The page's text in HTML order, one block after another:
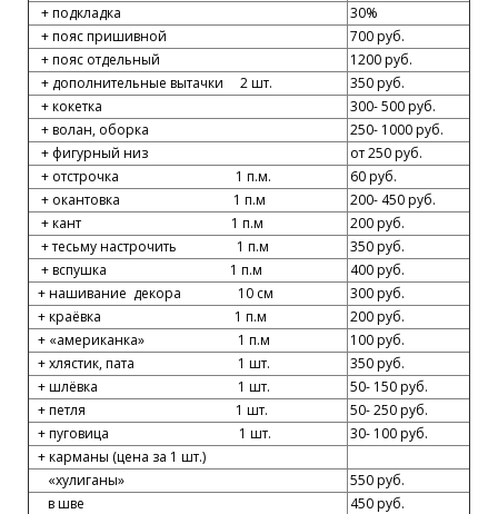
+ подкладка
30%
+ пояс пришивной
700 руб.
+ пояс отдельный
1200 руб.
+ дополнительные вытачки 2 шт.
350 руб.
+ кокетка
300- 500 руб.
+ волан, оборка
250- 1000 руб.
+ фигурный низ
от 250 руб.
+ отстрочка 1 п.м.
60 руб.
+ окантовка 1 п.м
200- 450 руб.
+ кант 1 п.м
200 руб.
+ тесьму настрочить 1 п.м
350 руб.
+ вспушка 1 п.м
400 руб.
+ нашивание декора 10 см
300 руб.
+ краёвка 1 п.м
200 руб.
+ «американка» 1 п.м
100 руб.
+ хлястик, пата 1 шт.
350 руб.
+ шлёвка 1 шт.
50- 150 руб.
+ петля 1 шт.
50- 250 руб.
+ пуговица 1 шт.
30- 100 руб.
+ карманы (цена за 1 шт.)
«хулиганы»
550 руб.
в шве
450 руб.